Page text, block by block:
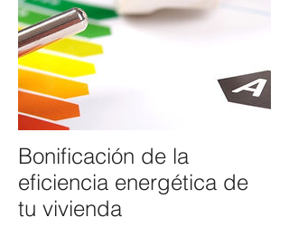
Bonificación de la
eficiencia energética de
tu vivienda